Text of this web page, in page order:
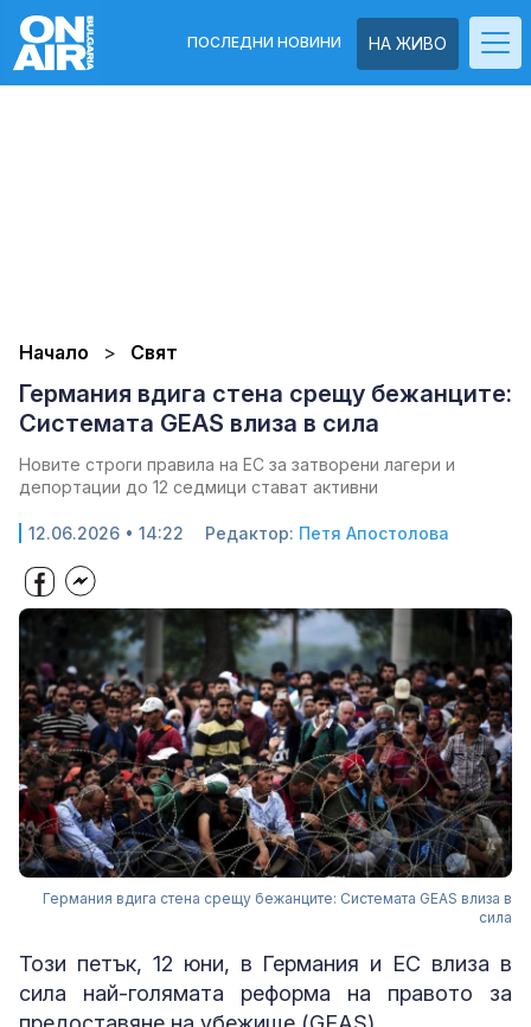
НА ЖИВО
ПОСЛЕДНИ НОВИНИ
Начало Свят
Германия вдига стена срещу бежанците:
Системата GEAS влиза в сила
Новите строги правила на ЕС за затворени лагери и
депортации до 12 седмици стават активни
12.06.2026 • 14:22 Редактор: Петя Апостолова
Германия вдига стена срещу бежанците: Системата GEAS влиза в
сила
Този петък, 12 юни, в Германия и ЕС влиза в
сила най-голямата реформа на правото за